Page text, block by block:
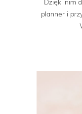
planner i